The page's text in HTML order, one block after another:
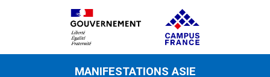
MANIFESTATIONS ASIE